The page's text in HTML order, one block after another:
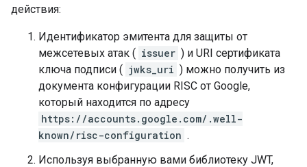
действия:
Идентификатор эмитента для защиты от
межсетевых атак ( issuer ) и URI сертификата
ключа подписи ( jwks_uri ) можно получить из
документа конфигурации RISC от Google,
который находится по адресу
https://accounts.google.com/.well-
known/risc-configuration .
Используя выбранную вами библиотеку JWT,